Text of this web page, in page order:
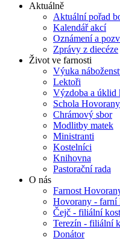
Aktuálně
Aktuální pořad
Kalendář akcí
Oznámení a
Zprávy z diecéze
Život ve farnosti
Výuka
Lektoři
Výzdoba a úklid
Schola Hovorany
Chrámový sbor
Modlitby matek
Ministranti
Kostelníci
Knihovna
Pastorační rada
O nás
Farnost
Hovorany - farní
Čejč - filiální
Terezín - filiální
Donátor